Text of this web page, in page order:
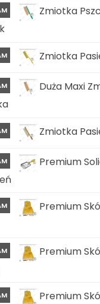
Zmiotka
Zmiotka
Duża Maxi
Zmiotka
Premium
Premium
Premium
Premium